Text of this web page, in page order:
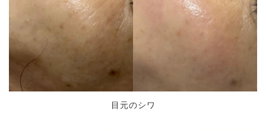
目元のシワ